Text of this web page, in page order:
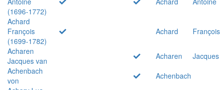
(1696-1772)
Achard
François
(1699-1782)
Achard
François
Acharen
Jacques van
Acharen
Jacques
Achenbach
von
Achenbach